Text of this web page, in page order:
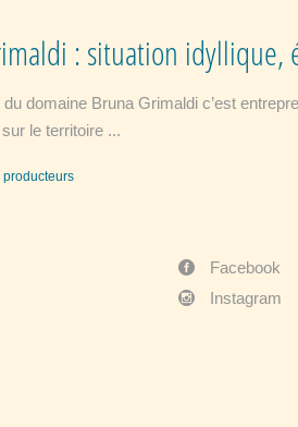
: situation
domaine Bruna Grimaldi c’est
le territoire
producteurs
Facebook
Instagram